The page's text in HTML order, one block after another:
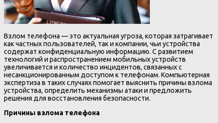
Взлом телефона — это актуальная угроза, которая затрагивает
как частных пользователей, так и компании, чьи устройства
содержат конфиденциальную информацию. С развитием
технологий и распространением мобильных устройств
увеличивается и количество инцидентов, связанных с
несанкционированным доступом к телефонам. Компьютерная
экспертиза в таких случаях помогает выяснить причины взлома
устройства, определить механизмы атаки и предложить
решения для восстановления безопасности.
Причины взлома телефона